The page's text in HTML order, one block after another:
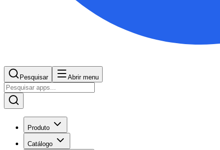
Pesquisar Abrir menu
Produto
Catálogo